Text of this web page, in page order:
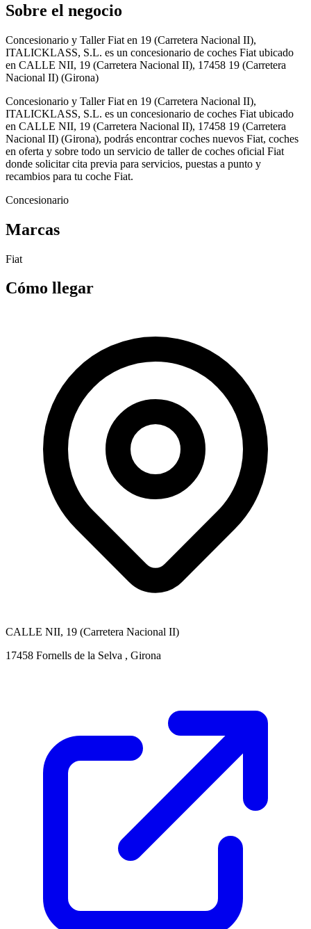
Sobre el negocio
Concesionario y Taller Fiat en 19 (Carretera Nacional II),
ITALICKLASS, S.L. es un concesionario de coches Fiat ubicado
en CALLE NII, 19 (Carretera Nacional II), 17458 19 (Carretera
Nacional II) (Girona)
Concesionario y Taller Fiat en 19 (Carretera Nacional II),
ITALICKLASS, S.L. es un concesionario de coches Fiat ubicado
en CALLE NII, 19 (Carretera Nacional II), 17458 19 (Carretera
Nacional II) (Girona), podrás encontrar coches nuevos Fiat, coches
en oferta y sobre todo un servicio de taller de coches oficial Fiat
donde solicitar cita previa para servicios, puestas a punto y
recambios para tu coche Fiat.
Concesionario
Marcas
Fiat
Cómo llegar
CALLE NII, 19 (Carretera Nacional II)
17458 Fornells de la Selva , Girona